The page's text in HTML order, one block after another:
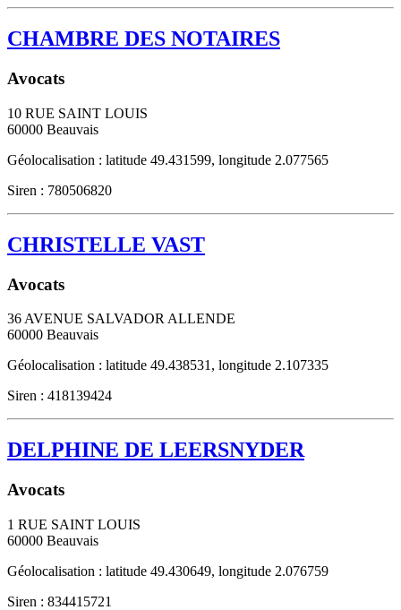
CHAMBRE DES NOTAIRES
Avocats
10 RUE SAINT LOUIS
60000 Beauvais
Géolocalisation : latitude 49.431599, longitude 2.077565
Siren : 780506820
CHRISTELLE VAST
Avocats
36 AVENUE SALVADOR ALLENDE
60000 Beauvais
Géolocalisation : latitude 49.438531, longitude 2.107335
Siren : 418139424
DELPHINE DE LEERSNYDER
Avocats
1 RUE SAINT LOUIS
60000 Beauvais
Géolocalisation : latitude 49.430649, longitude 2.076759
Siren : 834415721